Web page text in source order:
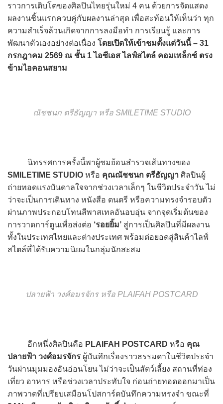
ราวการเติบโตของศิลปินไทยรุ่นใหม่ 4 คน ด้วยการจัดแสดง
ผลงานชิ้นแรกควบคู่กับผลงานล่าสุด เพื่อสะท้อนให้เห็นว่า ทุก
ความสำเร็จล้วนเกิดจากการลงมือทำ การเรียนรู้ และการ
พัฒนาตัวเองอย่างต่อเนื่อง โดยเปิดให้เข้าชมตั้งแต่วันนี้ – 31
กรกฎาคม 2569 ณ ชั้น 1 ไอซีเอส ไลฟ์สไตล์ คอมเพล็กซ์ ตรง
ข้ามไอคอนสยาม
ณัชชนก ตรีธัญญา หรือ SMILETIME STUDIO
นิทรรศการครั้งนี้พาผู้ชมย้อนสำรวจเส้นทางของ
SMILETIME STUDIO หรือ คุณณัชชนก ตรีธัญญา ศิลปินผู้
ถ่ายทอดแรงบันดาลใจจากช่วงเวลาเล็กๆ ในชีวิตประจำวัน ไม่
ว่าจะเป็นการเดินทาง หนังสือ ดนตรี หรือความทรงจำรอบตัว
ผ่านภาพประกอบโทนสีพาสเทลอันอบอุ่น จากจุดเริ่มต้นของ
การวาดการ์ตูนเพื่อส่งต่อ ‘รอยยิ้ม’ สู่การเป็นศิลปินที่มีผลงาน
ทั้งในประเทศไทยและต่างประเทศ พร้อมต่อยอดสู่สินค้าไลฟ์
สไตล์ที่ได้รับความนิยมในกลุ่มนักสะสม
ปลายฟ้า วงศ์อมรจักร หรือ PLAIFAH POSTCARD
อีกหนึ่งศิลปินคือ PLAIFAH POSTCARD หรือ คุณ
ปลายฟ้า วงศ์อมรจักร ผู้บันทึกเรื่องราวธรรมดาในชีวิตประจำ
วันผ่านมุมมองอันอ่อนโยน ไม่ว่าจะเป็นสัตว์เลี้ยง สถานที่ท่อง
เที่ยว อาหาร หรือช่วงเวลาประทับใจ ก่อนถ่ายทอดออกมาเป็น
ภาพวาดที่เปรียบเสมือนโปสการ์ดบันทึกความทรงจำ ขณะที่